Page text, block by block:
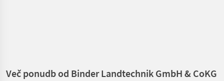
Več ponudb od Binder Landtechnik GmbH & CoKG